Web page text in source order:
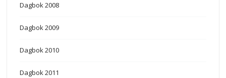
Dagbok 2008
Dagbok 2009
Dagbok 2010
Dagbok 2011